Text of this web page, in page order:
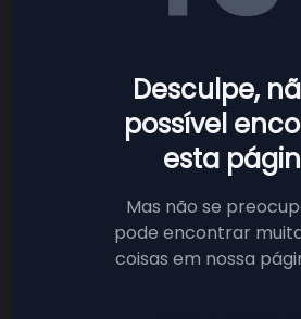
Desculpe,
possível
esta
Mas não se
pode encontrar
coisas em nossa